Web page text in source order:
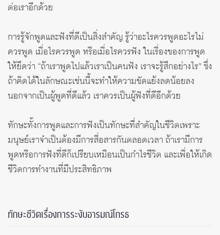
ต่อเราอีกด้วย
การรู้จักพูดและฟังที่ดีเป็นสิ่งสำคัญ รู้ว่าอะไรควรพูดอะไรไม่
ควรพูด เมื่อไรควรพูด หรือเมื่อไรควรฟัง ในเรื่องของการพูด
ให้ยึดว่า “ถ้าเราพูดไปแล้วเราเป็นคนฟัง เราจะรู้สึกอย่างไร” ซึ่ง
ถ้าคิดได้ในลักษณะเช่นนี้จะทำให้ความขัดแย้งลดน้อยลง
นอกจากเป็นผู้พูดที่ดีแล้ว เราควรเป็นผู้ฟังที่ดีอีกด้วย
ทักษะทั้งการพูดและการฟังเป็นทักษะที่สำคัญในชีวิตเพราะ
มนุษย์เราจำเป็นต้องมีการสื่อสารกันตลอดเวลา ถ้าเรามีการ
พูดหรือการฟังที่ดีก็เปรียบเหมือนเป็นกำไรชีวิต และเพื่อให้เกิด
ชีวิตการทำงานที่มีประสิทธิภาพ
ทักษะชีวิตเรื่องการระงับอารมณ์โกรธ